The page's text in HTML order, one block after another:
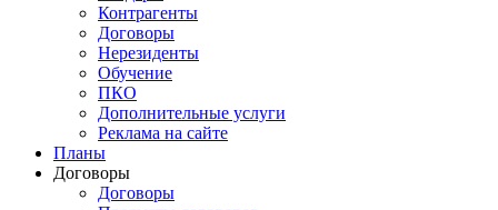
Контрагенты
Договоры
Нерезиденты
Обучение
ПКО
Дополнительные услуги
Реклама на сайте
Планы
Договоры
Договоры